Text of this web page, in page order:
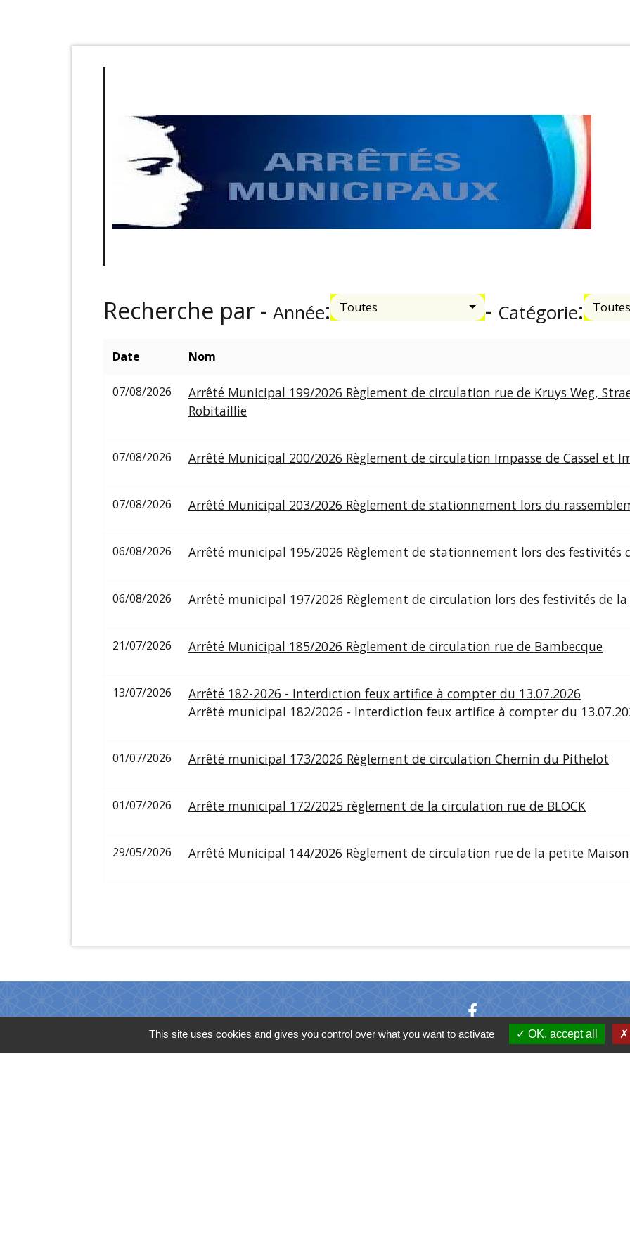
Recherche par - Année: Toutes - Catégorie: Toutes
Date Nom
07/08/2026
Arrêté Municipal 199/2026 Règlement de circulation rue de Kruys Weg,
Robitaillie
07/08/2026 Arrêté Municipal 200/2026 Règlement de circulation Impasse de Cassel et
07/08/2026 Arrêté Municipal 203/2026 Règlement de stationnement lors du
06/08/2026 Arrêté municipal 195/2026 Règlement de stationnement lors des festivités
06/08/2026 Arrêté municipal 197/2026 Règlement de circulation lors des festivités de la
21/07/2026 Arrêté Municipal 185/2026 Règlement de circulation rue de Bambecque
13/07/2026
Arrêté 182-2026 - Interdiction feux artifice à compter du 13.07.2026
Arrêté municipal 182/2026 - Interdiction feux artifice à compter du
01/07/2026 Arrêté municipal 173/2026 Règlement de circulation Chemin du Pithelot
01/07/2026 Arrête municipal 172/2025 règlement de la circulation rue de BLOCK
29/05/2026 Arrêté Municipal 144/2026 Règlement de circulation rue de la petite
This site uses cookies and gives you control over what you want to activate OK, accept all